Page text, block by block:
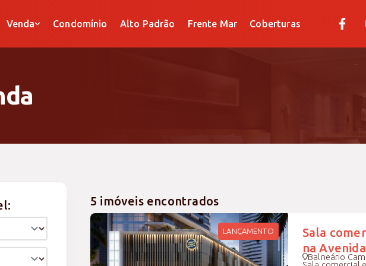
Venda
Sobrados
Condomínio Alto Padrão Frente Mar Coberturas
Condomínio Alto Padrão Frente Mar Coberturas
5 imóveis encontrados
LANÇAMENTO
Sala
na
Balneário